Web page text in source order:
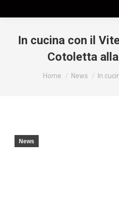
In cucina con il
Cotoletta
Tu sei qui:
Home News In
News